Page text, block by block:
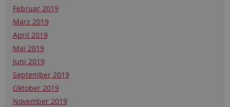
Februar 2019
März 2019
April 2019
Mai 2019
Juni 2019
September 2019
Oktober 2019
November 2019